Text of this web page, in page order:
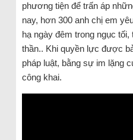
phương tiện để trấn áp
nay, hơn 300 anh chị em
hạ ngày đêm trong ngục
thần.. Khi quyền lực được
pháp luật, bằng sự im lặng
công khai.